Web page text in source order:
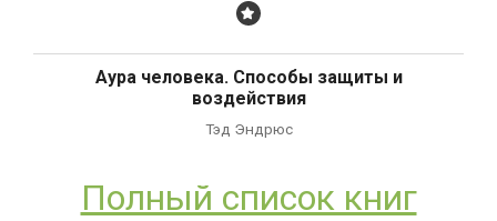
Бестселлер
Аура человека. Способы защиты и
воздействия
Тэд Эндрюс
Полный список книг